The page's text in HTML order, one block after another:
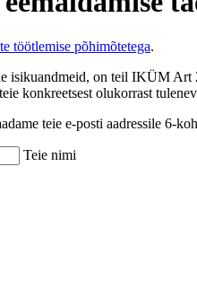
töötlemise põhimõtetega.
isikuandmeid, on teil IKÜM Art
konkreetsest olukorrast
teie e-posti aadressile 6-
Teie nimi